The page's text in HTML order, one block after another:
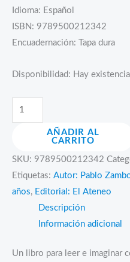
Idioma: Español
ISBN: 9789500212342
Encuadernación: Tapa dura
Disponibilidad: Hay
Cómo
se
cantidad
AÑADIR AL
CARRITO
SKU: 9789500212342
Etiquetas: Autor: Pablo
años, Editorial: El Ateneo
Descripción
Información adicional
Un libro para leer e imaginar